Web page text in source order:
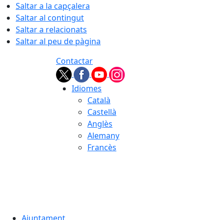
Saltar a la capçalera
Saltar al contingut
Saltar a relacionats
Saltar al peu de pàgina
Contactar
Idiomes
Català
Castellà
Anglès
Alemany
Francès